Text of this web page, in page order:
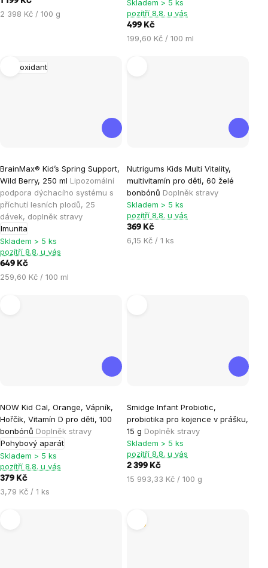
Měrná
2 398 Kč / 100 g
5
hvězdiček.
Skladem > 5 ks
pozítří 8.8. u vás
499 Kč
Měrná
199,60 Kč / 100 ml
Antioxidant
BrainMax® Kid’s Spring Support,
Wild Berry, 250 ml Lipozomální
podpora dýchacího systému s
příchutí lesních plodů, 25
dávek, doplněk stravy
Imunita
Skladem > 5 ks
pozítří 8.8. u vás
649 Kč
Měrná
259,60 Kč / 100 ml
Nutrigums Kids Multi Vitality,
multivitamín pro děti, 60 želé
bonbónů Doplněk stravy
hodnocení
produktu
je
5,0
z
5
Skladem > 5 ks
pozítří 8.8. u vás
369 Kč
Měrná
6,15 Kč / 1 ks
NOW Kid Cal, Orange, Vápník,
Hořčík, Vitamín D pro děti, 100
bonbónů Doplněk stravy
Pohybový aparát
hodnocení
produktu
je
3,7
z
5
hvězdiček.
Skladem > 5 ks
pozítří 8.8. u vás
379 Kč
Měrná
3,79 Kč / 1 ks
Smidge Infant Probiotic,
probiotika pro kojence v prášku,
15 g Doplněk stravy
hodnocení
produktu
je
5,0
z
5
Skladem > 5 ks
pozítří 8.8. u vás
2 399 Kč
Měrná
15 993,33 Kč / 100 g